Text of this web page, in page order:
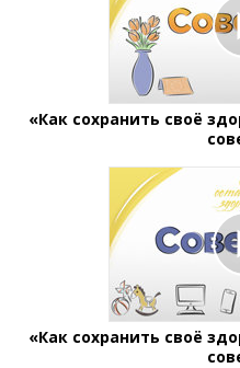
«Как сохранить своё
«Как сохранить своё